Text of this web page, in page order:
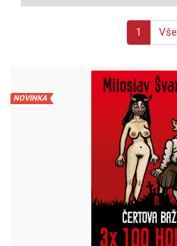
1 Vše
NOVINKA